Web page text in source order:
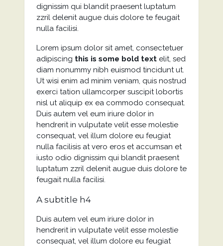
dignissim qui blandit praesent luptatum
zzril delenit augue duis dolore te feugait
nulla facilisi.
Lorem ipsum dolor sit amet, consectetuer
adipiscing this is some bold textelit, sed
diam nonummy nibh euismod tincidunt ut.
Ut wisi enim ad minim veniam, quis nostrud
exerci tation ullamcorper suscipit lobortis
nisl ut aliquip ex ea commodo consequat.
Duis autem vel eum iriure dolor in
hendrerit in vulputate velit esse molestie
consequat, vel illum dolore eu feugiat
nulla facilisis at vero eros et accumsan et
iusto odio dignissim qui blandit praesent
luptatum zzril delenit augue duis dolore te
feugait nulla facilisi.
A subtitle h4
Duis autem vel eum iriure dolor in
hendrerit in vulputate velit esse molestie
consequat, vel illum dolore eu feugiat